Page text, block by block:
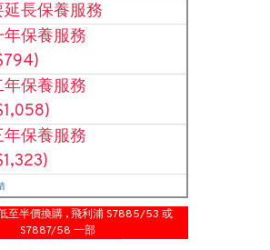
長保養服務
保養服務
保養服務
保養服務
至半價換購 , 飛利浦 S7885/53 或
S7887/58 一部